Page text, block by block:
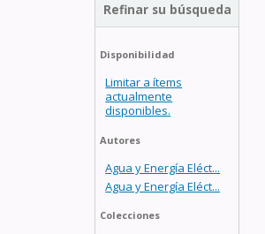
Refinar su búsqueda
Disponibilidad
Limitar a ítems
actualmente
disponibles.
Autores
Agua y Energía Eléct...
Agua y Energía Eléct...
Colecciones